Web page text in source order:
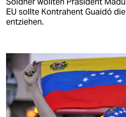
EU sollte Kontrahent Guaidó
entziehen.